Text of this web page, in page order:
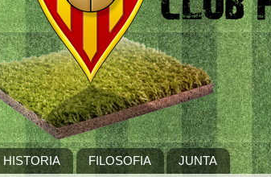
HISTORIA FILOSOFIA JUNTA